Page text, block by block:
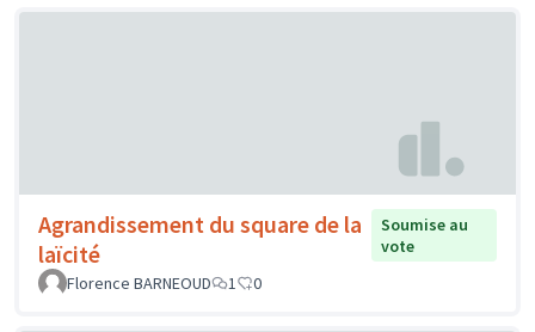
Agrandissement du square de la
laïcité
Soumise au
vote
Florence BARNEOUD
1 0